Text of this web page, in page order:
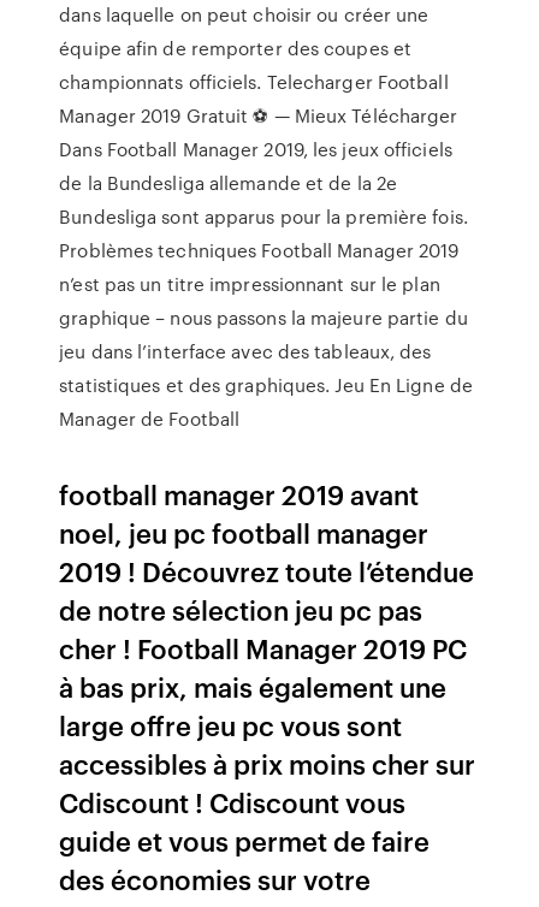
dans laquelle on peut choisir ou créer une
équipe afin de remporter des coupes et
championnats officiels. Telecharger Football
Manager 2019 Gratuit ⚽ — Mieux Télécharger
Dans Football Manager 2019, les jeux officiels
de la Bundesliga allemande et de la 2e
Bundesliga sont apparus pour la première fois.
Problèmes techniques Football Manager 2019
n’est pas un titre impressionnant sur le plan
graphique – nous passons la majeure partie du
jeu dans l’interface avec des tableaux, des
statistiques et des graphiques. Jeu En Ligne de
Manager de Football
football manager 2019 avant
noel, jeu pc football manager
2019 ! Découvrez toute l’étendue
de notre sélection jeu pc pas
cher ! Football Manager 2019 PC
à bas prix, mais également une
large offre jeu pc vous sont
accessibles à prix moins cher sur
Cdiscount ! Cdiscount vous
guide et vous permet de faire
des économies sur votre